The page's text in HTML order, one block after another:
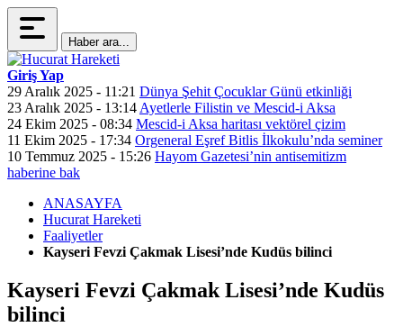
Haber ara...
Giriş Yap
29 Aralık 2025 - 11:21 Dünya Şehit Çocuklar Günü etkinliği
23 Aralık 2025 - 13:14 Ayetlerle Filistin ve Mescid-i Aksa
24 Ekim 2025 - 08:34 Mescid-i Aksa haritası vektörel çizim
11 Ekim 2025 - 17:34 Orgeneral Eşref Bitlis İlkokulu’nda seminer
10 Temmuz 2025 - 15:26 Hayom Gazetesi’nin antisemitizm
haberine bak
ANASAYFA
Hucurat Hareketi
Faaliyetler
Kayseri Fevzi Çakmak Lisesi’nde Kudüs bilinci
Kayseri Fevzi Çakmak Lisesi’nde Kudüs
bilinci